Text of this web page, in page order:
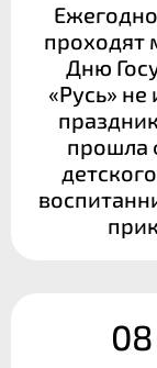
проходят
Дню
«Русь» не
прошла